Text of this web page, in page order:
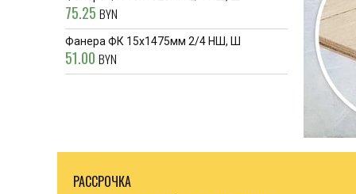
75.25 BYN
Фанера ФК 15x1475мм 2/4 НШ, Ш
51.00 BYN
РАССРОЧКА